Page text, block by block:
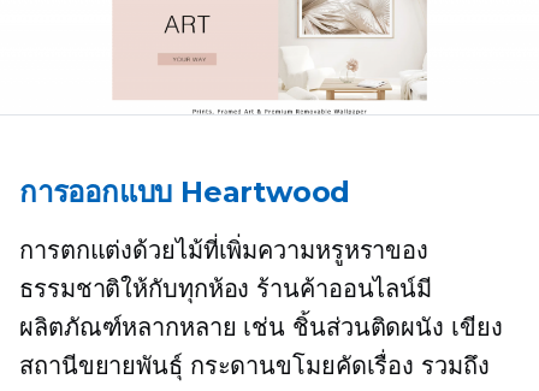
การออกแบบ Heartwood
การตกแต่งด้วยไม้ที่เพิ่มความหรูหราของ
ธรรมชาติให้กับทุกห้อง ร้านค้าออนไลน์มี
ผลิตภัณฑ์หลากหลาย เช่น ชิ้นส่วนติดผนัง เขียง
สถานีขยายพันธุ์ กระดานขโมยคัดเรื่อง รวมถึง